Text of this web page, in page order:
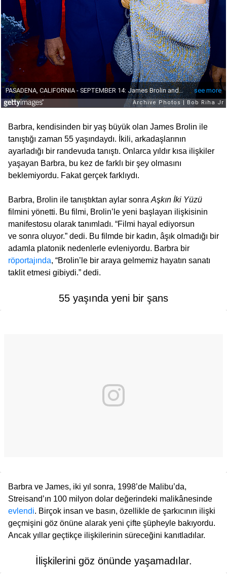
Barbra, kendisinden bir yaş büyük olan James Brolin ile
tanıştığı zaman 55 yaşındaydı. İkili, arkadaşlarının
ayarladığı bir randevuda tanıştı. Onlarca yıldır kısa ilişkiler
yaşayan Barbra, bu kez de farklı bir şey olmasını
beklemiyordu. Fakat gerçek farklıydı.
Barbra, Brolin ile tanıştıktan aylar sonra Aşkın İki Yüzü
filmini yönetti. Bu filmi, Brolin’le yeni başlayan ilişkisinin
manifestosu olarak tanımladı. “Filmi hayal ediyorsun
ve sonra oluyor.” dedi. Bu filmde bir kadın, âşık olmadığı bir
adamla platonik nedenlerle evleniyordu. Barbra bir
röportajında, “Brolin’le bir araya gelmemiz hayatın sanatı
taklit etmesi gibiydi.” dedi.
55 yaşında yeni bir şans
Barbra ve James, iki yıl sonra, 1998’de Malibu’da,
Streisand’ın 100 milyon dolar değerindeki malikânesinde
evlendi. Birçok insan ve basın, özellikle de şarkıcının ilişki
geçmişini göz önüne alarak yeni çifte şüpheyle bakıyordu.
Ancak yıllar geçtikçe ilişkilerinin süreceğini kanıtladılar.
İlişkilerini göz önünde yaşamadılar.